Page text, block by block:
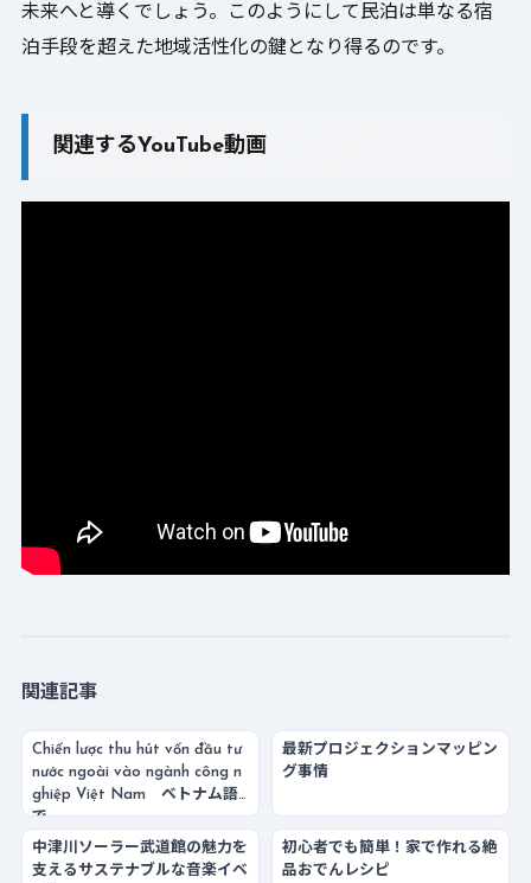
未来へと導くでしょう。このようにして民泊は単なる宿
泊手段を超えた地域活性化の鍵となり得るのです。
関連するYouTube動画
関連記事
Chiến lược thu hút vốn đầu tư
nước ngoài vào ngành công n
ghiệp Việt Nam ベトナム語
で
最新プロジェクションマッピン
グ事情
中津川ソーラー武道館の魅力を
支えるサステナブルな音楽イベ
初心者でも簡単！家で作れる絶
品おでんレシピ